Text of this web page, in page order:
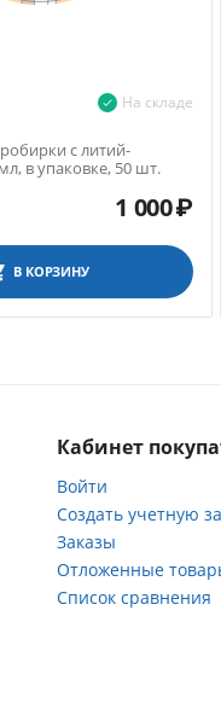
На складе
с литий-
в упаковке, 50 шт.
1 000₽
В КОРЗИНУ
Кабинет
Войти
Создать учетную
Заказы
Отложенные
Список сравнения